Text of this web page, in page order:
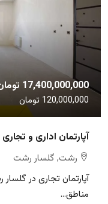
17,400,000,000 تومان
120,000,000 تومان
آپارتمان اداری و تجاری
رشت, گلسار رشت
مناطق...